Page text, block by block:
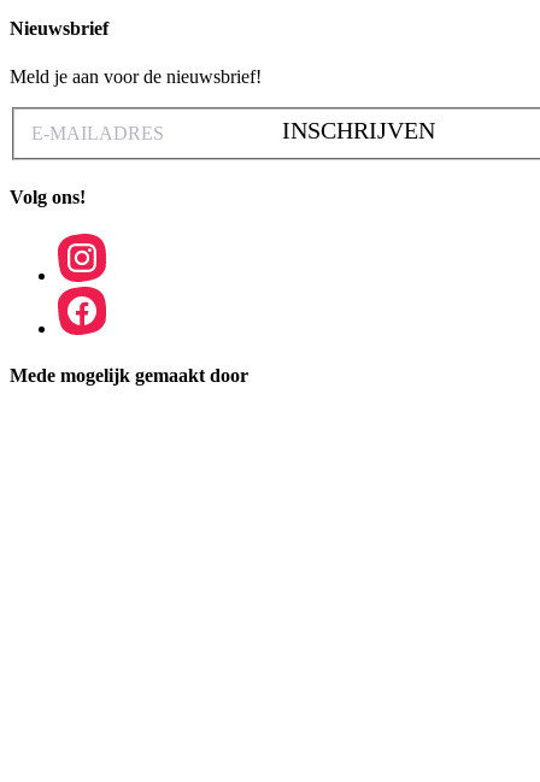
Nieuwsbrief
Meld je aan voor de nieuwsbrief!
INSCHRIJVEN
Volg ons!
Mede mogelijk gemaakt door